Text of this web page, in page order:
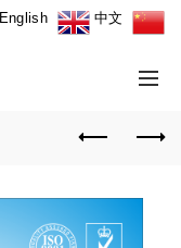
中文
English